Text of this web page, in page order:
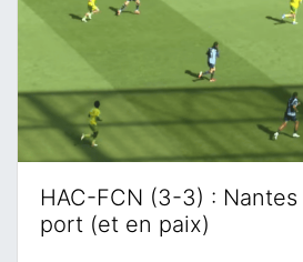
HAC-FCN (3-3) :
port (et en paix)